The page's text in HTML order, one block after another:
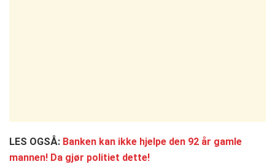
LES OGSÅ: Banken kan ikke hjelpe den 92 år gamle
mannen! Da gjør politiet dette!